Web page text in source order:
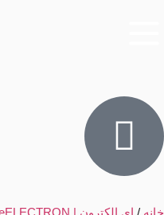
خانه / ای الکترون | eELECTRON